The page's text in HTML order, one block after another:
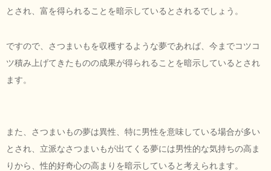
とされ、富を得られることを暗示しているとされるでしょう。
ですので、さつまいもを収穫するような夢であれば、今までコツコ
ツ積み上げてきたものの成果が得られることを暗示しているとされ
ます。
また、さつまいもの夢は異性、特に男性を意味している場合が多い
とされ、立派なさつまいもが出てくる夢には男性的な気持ちの高ま
りから、性的好奇心の高まりを暗示していると考えられます。